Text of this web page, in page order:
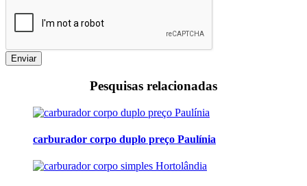
Enviar
Pesquisas relacionadas
carburador corpo duplo preço Paulínia